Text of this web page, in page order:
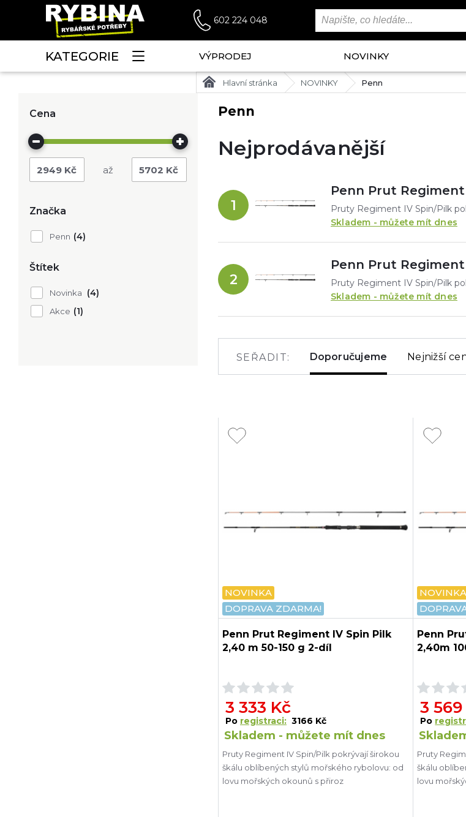
602 224 048
KATEGORIE VÝPRODEJ NOVINKY
Hlavní stránka NOVINKY Penn
Cena
2949 Kč 5702 Kč
Značka
Penn (4)
Štítek
Novinka (4)
Akce (1)
Penn
Nejprodávanější
1
Penn Prut Regiment
Skladem - můžete mít dnes
2
Penn Prut Regiment
Skladem - můžete mít dnes
SEŘADIT: Doporučujeme Nejnižší
NOVINKA
DOPRAVA ZDARMA!
Penn Prut Regiment IV Spin Pilk
2,40 m 50-150 g 2-díl
3 333 Kč
Po registraci: 3166 Kč
Skladem - můžete mít dnes
Pruty Regiment IV Spin/Pilk pokrývají širokou
škálu oblíbených stylů mořského rybolovu: od
lovu mořských okounů s přiroz
NOVINKA
Penn
2,40m
3
Po
Pruty
škálu
lovu